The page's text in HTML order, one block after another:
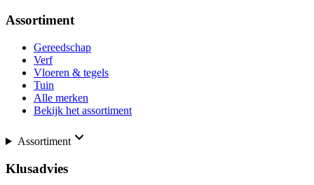
Assortiment
Gereedschap
Verf
Vloeren & tegels
Tuin
Alle merken
Bekijk het assortiment
Assortiment
Klusadvies